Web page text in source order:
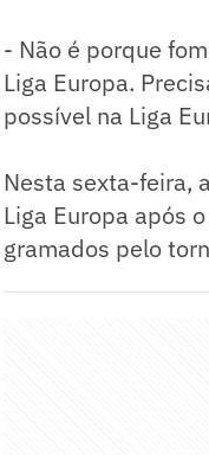
- Não é porque
Liga Europa.
possível na Liga
Nesta sexta-feira,
Liga Europa após
gramados pelo